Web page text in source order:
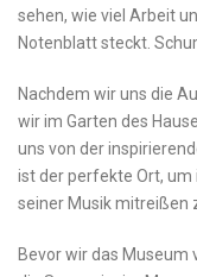
sehen, wie ​viel​ Arbeit
Notenblatt steckt.
Nachdem‍ wir uns die
wir im Garten des⁢
uns von ⁣der
‌ist der⁢ perfekte Ort,​ um
seiner Musik mitreißen
Bevor wir das Museum